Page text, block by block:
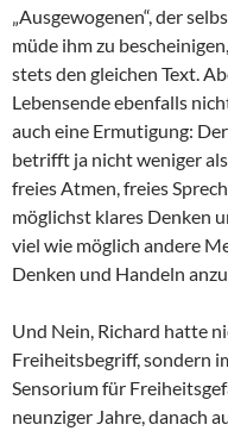
„Ausgewogenen“, der
müde ihm zu
stets den gleichen Text.
Lebensende ebenfalls
auch eine Ermutigung:
betrifft ja nicht weniger
freies Atmen, freies
möglichst klares Denken
viel wie möglich andere
Denken und Handeln
Und Nein, Richard hatte
Freiheitsbegriff, sondern
Sensorium für
neunziger Jahre, danach